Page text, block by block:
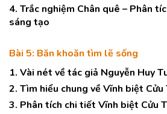
4. Trắc nghiệm Chân quê – Phân
sáng tạo
Bài 5: Băn khoăn tìm lẽ sống
1. Vài nét về tác giả Nguyễn Huy
2. Tìm hiểu chung về Vĩnh biệt
3. Phân tích chi tiết Vĩnh biệt Cửu